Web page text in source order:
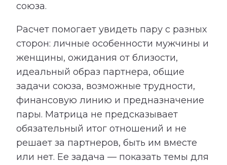
союза.
Расчет помогает увидеть пару с разных
сторон: личные особенности мужчины и
женщины, ожидания от близости,
идеальный образ партнера, общие
задачи союза, возможные трудности,
финансовую линию и предназначение
пары. Матрица не предсказывает
обязательный итог отношений и не
решает за партнеров, быть им вместе
или нет. Ее задача — показать темы для